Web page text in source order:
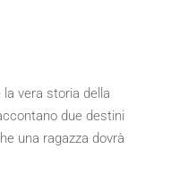
la vera storia della
due destini
una ragazza dovrà